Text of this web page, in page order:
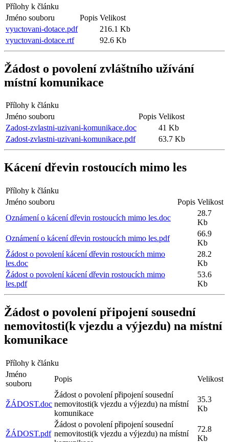
Přílohy k článku
Jméno souboru
Popis Velikost
vyuctovani-dotace.pdf
216.1 Kb
vyuctovani-dotace.rtf
92.6 Kb
Žádost o povolení zvláštního užívání
místní komunikace
Přílohy k článku
Jméno souboru
Popis Velikost
Zadost-zvlastni-uzivani-komunikace.doc
41 Kb
Zadost-zvlastni-uzivani-komunikace.pdf
63.7 Kb
Kácení dřevin rostoucích mimo les
Přílohy k článku
Jméno souboru
Popis Velikost
Oznámení o kácení dřevin rostoucích mimo les.doc
28.7
Kb
Oznámení o kácení dřevin rostoucích mimo les.pdf
66.9
Kb
Žádost o povolení kácení dřevin rostoucích mimo
les.doc
28.2
Kb
Žádost o povolení kácení dřevin rostoucích mimo
les.pdf
53.6
Kb
Žádost o povolení připojení sousední
nemovitosti(k vjezdu a výjezdu) na místní
komunikace
Přílohy k článku
Jméno
souboru
Popis Velikost
ŽÁDOST.doc
Žádost o povolení připojení sousední
nemovitosti(k vjezdu a výjezdu) na místní
komunikace
35.3
Kb
ŽÁDOST.pdf
Žádost o povolení připojení sousední
nemovitosti(k vjezdu a výjezdu) na místní
72.8
Kb